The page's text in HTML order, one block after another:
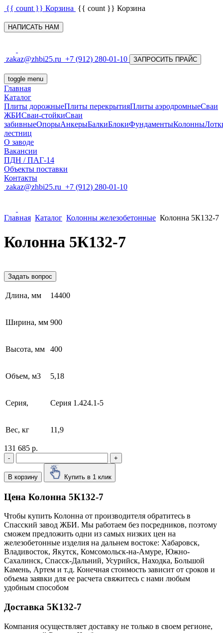
{{ count }} Корзина {{ count }} Корзина
НАПИСАТЬ НАМ
zakaz@zhbi25.ru +7 (912) 280-01-10 ЗАПРОСИТЬ ПРАЙС
toggle menu
Главная
Каталог
Плиты дорожныеПлиты перекрытияПлиты аэродромныеСваи
ЖБИСваи-стойкиСваи
забивныеОпорыАнкерыБалкиБлокиФундаментыКолонны
лестниц
О заводе
Вакансии
ПДН / ПАГ-14
Объекты поставки
Контакты
zakaz@zhbi25.ru +7 (912) 280-01-10
Главная Каталог Колонны железобетонные Колонна 5К132-7
Колонна 5К132-7
Задать вопрос
Длина, мм 14400
Ширина, мм 900
Высота, мм 400
Объем, м3 5,18
Серия, Серия 1.424.1-5
Вес, кг 11,9
131 685 р.
- +
В корзину Купить в 1 клик
Цена Колонна 5К132-7
Чтобы купить Колонна от производителя обратитесь в
Cпасский завод ЖБИ. Мы работаем без посредников, поэтому
сможем предложить одни из самых низких цен на
железобетонные изделия на дальнем востоке: Хабаровск,
Владивосток, Якутск, Комсомольск-на-Амуре, Южно-
Сахалинск, Спасск-Дальний, Усурийск, Находка, Большой
Камень, Артем и т.д. Конечная стоимость зависит от сроков и
объема заявки для ее расчета свяжитесь с нами любым
удобным способом
Доставка 5К132-7
Компания осуществляет доставку не только в своем регионе,